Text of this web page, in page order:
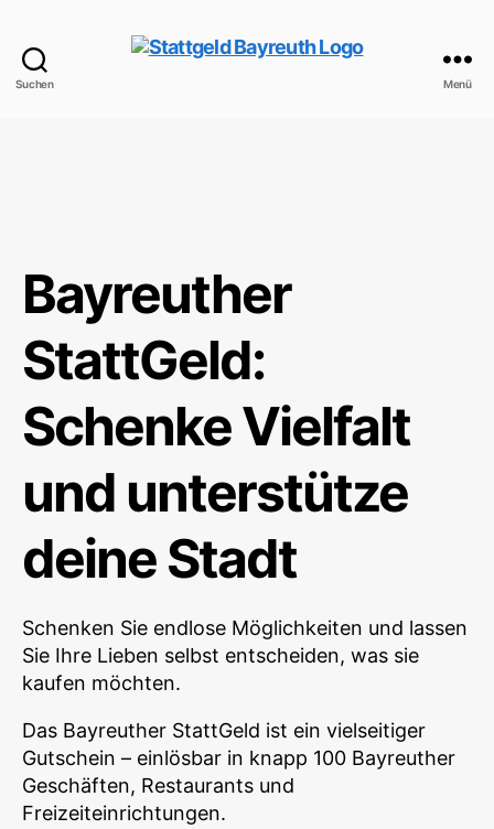
Suchen Menü
Bayreuther
StattGeld:
Schenke Vielfalt
und unterstütze
deine Stadt
Schenken Sie endlose Möglichkeiten und lassen
Sie Ihre Lieben selbst entscheiden, was sie
kaufen möchten.
Das Bayreuther StattGeld ist ein vielseitiger
Gutschein – einlösbar in knapp 100 Bayreuther
Geschäften, Restaurants und
Freizeiteinrichtungen.